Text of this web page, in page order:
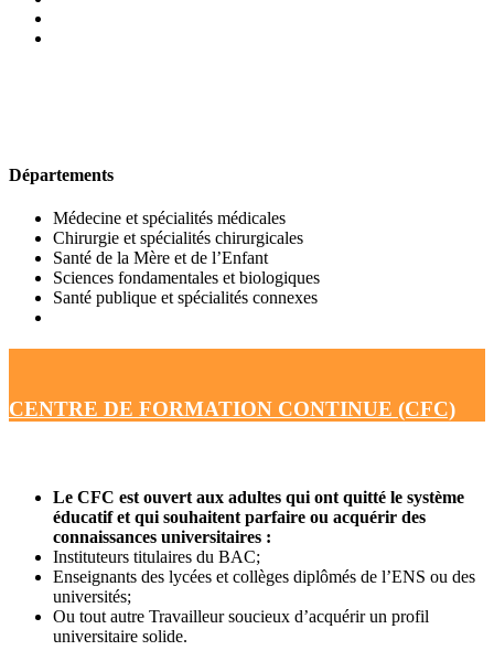
Départements
Médecine et spécialités médicales
Chirurgie et spécialités chirurgicales
Santé de la Mère et de l’Enfant
Sciences fondamentales et biologiques
Santé publique et spécialités connexes
CENTRE DE FORMATION CONTINUE (CFC)
Le CFC est ouvert aux adultes qui ont quitté le système
éducatif et qui souhaitent parfaire ou acquérir des
connaissances universitaires :
Instituteurs titulaires du BAC;
Enseignants des lycées et collèges diplômés de l’ENS ou des
universités;
Ou tout autre Travailleur soucieux d’acquérir un profil
universitaire solide.